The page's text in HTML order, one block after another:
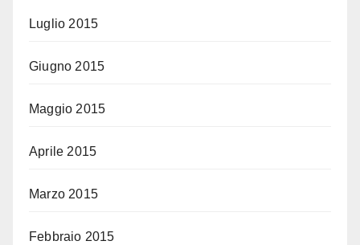
Luglio 2015
Giugno 2015
Maggio 2015
Aprile 2015
Marzo 2015
Febbraio 2015